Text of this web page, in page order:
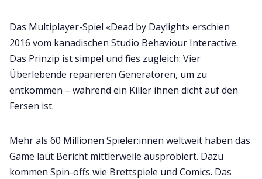
Das Multiplayer-Spiel «Dead by Daylight» erschien
2016 vom kanadischen Studio Behaviour Interactive.
Das Prinzip ist simpel und fies zugleich: Vier
Überlebende reparieren Generatoren, um zu
entkommen – während ein Killer ihnen dicht auf den
Fersen ist.
Mehr als 60 Millionen Spieler:innen weltweit haben das
Game laut Bericht mittlerweile ausprobiert. Dazu
kommen Spin-offs wie Brettspiele und Comics. Das